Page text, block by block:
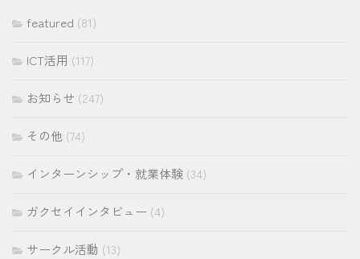
featured (81)
ICT活用 (117)
お知らせ (247)
その他 (74)
インターンシップ・就業体験 (34)
ガクセイインタビュー (4)
サークル活動 (13)